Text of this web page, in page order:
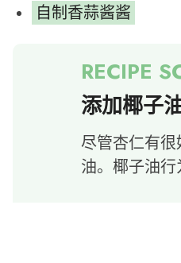
自制香蒜酱酱
添加椰子
尽管杏仁有
油。椰子油